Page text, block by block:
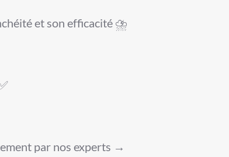
et son efficacité ⛈️
par nos experts →